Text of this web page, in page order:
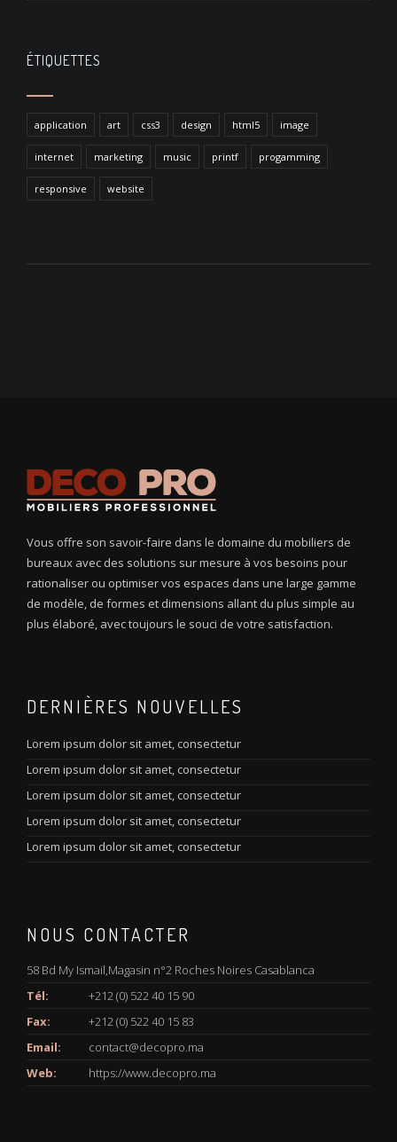
ÉTIQUETTES
application art css3 design html5 image
internet marketing music printf progamming
responsive website
Vous offre son savoir-faire dans le domaine du mobiliers de
bureaux avec des solutions sur mesure à vos besoins pour
rationaliser ou optimiser vos espaces dans une large gamme
de modèle, de formes et dimensions allant du plus simple au
plus élaboré, avec toujours le souci de votre satisfaction.
DERNIÈRES NOUVELLES
Lorem ipsum dolor sit amet, consectetur
Lorem ipsum dolor sit amet, consectetur
Lorem ipsum dolor sit amet, consectetur
Lorem ipsum dolor sit amet, consectetur
Lorem ipsum dolor sit amet, consectetur
NOUS CONTACTER
58 Bd My Ismail,Magasin n°2 Roches Noires Casablanca
Tél:
+212 (0) 522 40 15 90
Fax:
+212 (0) 522 40 15 83
Email:
contact@decopro.ma
Web:
https://www.decopro.ma